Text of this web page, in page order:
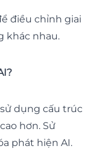
điều chỉnh giai
khác nhau.
dụng cấu trúc
hơn. Sử
phát hiện AI.